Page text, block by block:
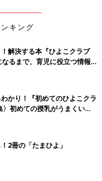
、橋本先生。
を出したいからいきみ、そ
ます。またうんちは便秘気
多いジュルジュルのうんち
のかぶれ（肛囲皮膚炎）も
が悪くなりますが、赤ちゃ
突出（いわゆる出べそ）し
いたら、風邪ではなく飲み
ますね！ではなく、この赤
と知ってほしい…」と、橋
キング
解決する本『ひよこクラブ
るまで、育児に役立つ情報が
かり！『初めてのひよこクラ
〉初めての授乳がうまくい
基本と夏のトラブル 解決テ
2冊の「たまひよ」